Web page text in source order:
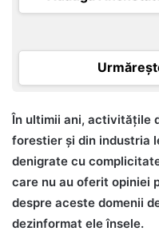
În ultimii ani, activitățile
forestier și din industria
denigrate cu
care nu au oferit opiniei
despre aceste domenii
dezinformat ele însele.